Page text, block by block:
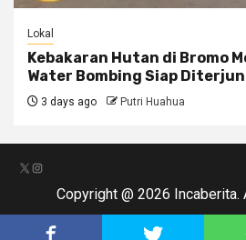
Lokal
Kebakaran Hutan di Bromo
Water Bombing Siap
3 days ago Putri Huahua
X Instagram
Copyright @ 2026